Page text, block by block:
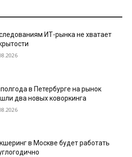
ИТ-рынка не хватает
в Петербурге на рынок
два новых коворкинга
в Москве будет работать